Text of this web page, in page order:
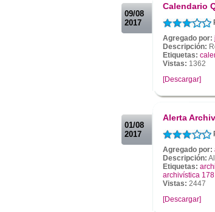
09/08
2017
Calendario
Agregado por:
Descripción:
Etiquetas:
Vistas: 1362
[Descargar]
01/08
2017
Alerta
Agregado por:
Descripción:
Etiquetas:
archivística 178
Vistas: 2447
[Descargar]